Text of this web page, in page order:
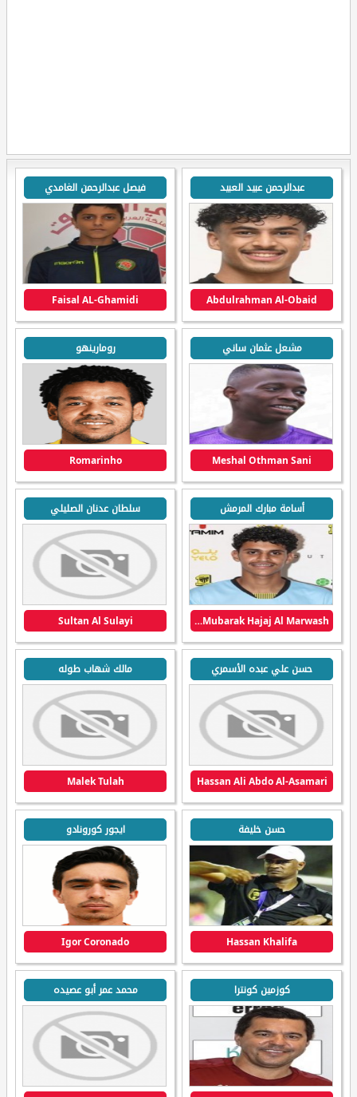
عبدالرحمن عبيد العبيد
Abdulrahman Al-Obaid
فيصل عبدالرحمن الغامدي
Faisal AL-Ghamidi
مشعل عثمان ساني
Meshal Othman Sani
رومارينهو
Romarinho
أسامة مبارك المرمش
Osama Mubarak Hajaj Al Marwash
سلطان عدنان الصليلي
Sultan Al Sulayi
حسن علي عبده الأسمري
Hassan Ali Abdo Al-Asamari
مالك شهاب طوله
Malek Tulah
حسن خليفة
Hassan Khalifa
ايجور كورونادو
Igor Coronado
كوزمين كونترا محمد عمر أبو عصيده